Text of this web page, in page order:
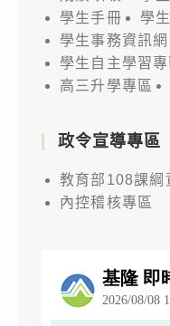
學生手冊
學
學生事務資訊網
學生自主學習專
高三升學專區
政令宣導專區
教育部108課綱
內控稽核專區